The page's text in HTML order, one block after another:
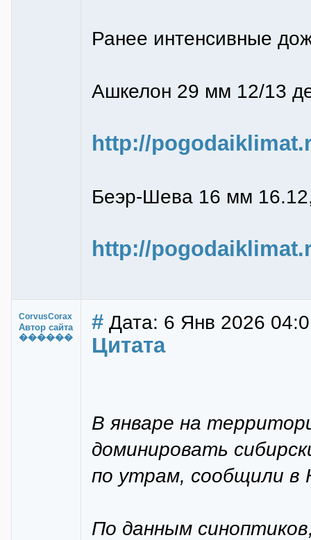
Ранее интенсивные
Ашкелон 29 мм 12/13
http://
Беэр-Шева 16 мм
http://
CorvusCorax
Автор сайта
������
# Дата: 6 Янв 2026
Цитата
В январе на
доминировать
по утрам, сообщили в
По данным